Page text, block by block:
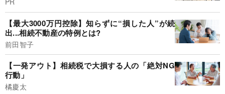
【最大3000万円控除】知らずに“損した人”が続
出...相続不動産の特例とは?
前田智子
【一発アウト】相続税で大損する人の「絶対NG
行動」
橘慶太